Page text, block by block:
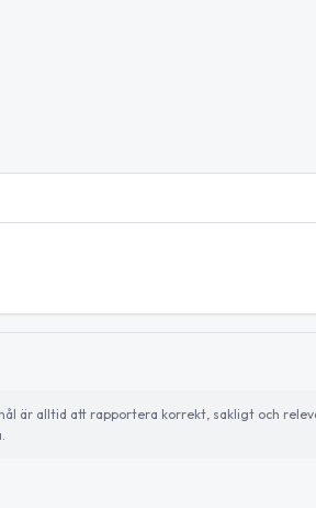
är alltid att rapportera korrekt, sakligt och